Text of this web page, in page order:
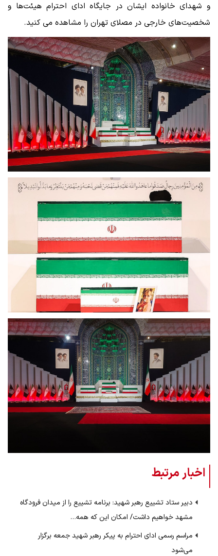
و شهدای خانواده ایشان در جایگاه ادای احترام هیئت‌ها و
شخصیت‌های خارجی در مصلای تهران را مشاهده می کنید.
اخبار مرتبط
دبیر ستاد تشییع رهبر شهید: برنامه تشییع را از میدان فرودگاه
مشهد خواهیم داشت/ امکان این که همه…
مراسم رسمی ادای احترام به پیکر رهبر شهید جمعه برگزار
می‌شود